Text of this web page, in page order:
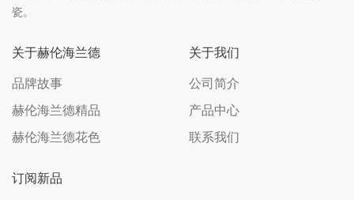
瓷。
关于赫伦海兰德
品牌故事
赫伦海兰德精品
赫伦海兰德花色
关于我们
公司简介
产品中心
联系我们
订阅新品